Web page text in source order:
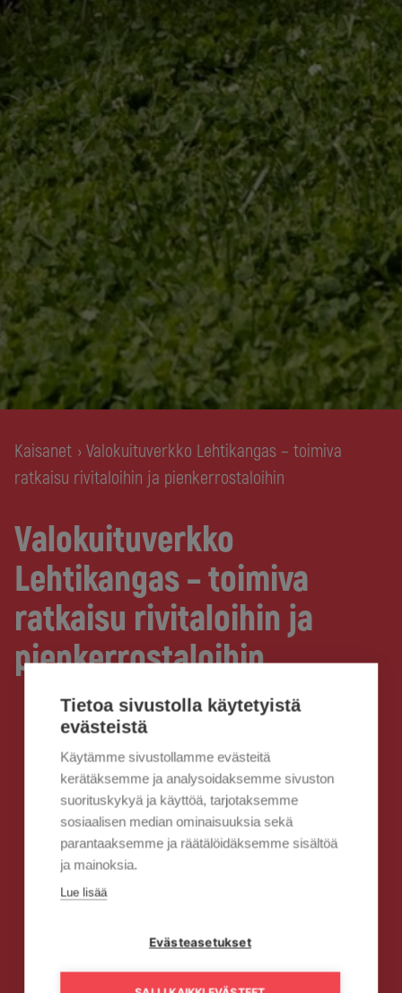
Kaisanet › Valokuituverkko Lehtikangas – toimiva
ratkaisu rivitaloihin ja pienkerrostaloihin
Valokuituverkko
Lehtikangas – toimiva
ratkaisu rivitaloihin ja
pienkerrostaloihin
Tietoa sivustolla käytetyistä
evästeistä
Käytämme sivustollamme evästeitä
kerätäksemme ja analysoidaksemme sivuston
suorituskykyä ja käyttöä, tarjotaksemme
sosiaalisen median ominaisuuksia sekä
parantaaksemme ja räätälöidäksemme sisältöä
ja mainoksia.
Lue lisää
Evästeasetukset